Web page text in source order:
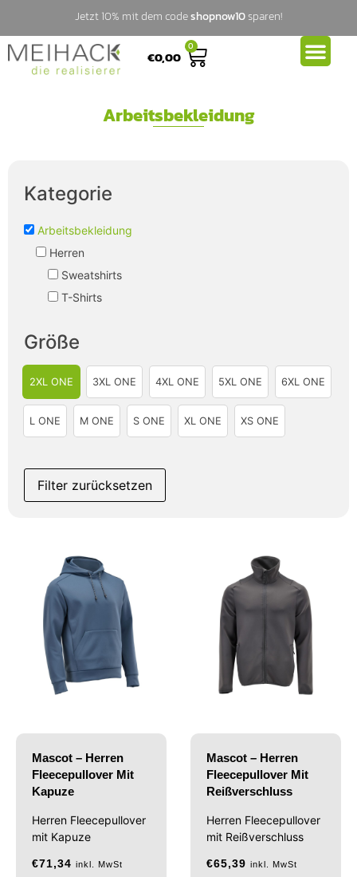
Jetzt 10% mit dem codeshopnow10sparen!
€0,00
0
Arbeitsbekleidung
Kategorie
Arbeitsbekleidung
Herren
Sweatshirts
T-Shirts
Größe
2XL ONE 3XL ONE 4XL ONE 5XL ONE 6XL ONE
L ONE M ONE S ONE XL ONE XS ONE
Filter zurücksetzen
Mascot – Herren
Fleecepullover Mit
Kapuze
Herren Fleecepullover
mit Kapuze
€71,34 inkl. MwSt
Mascot – Herren
Fleecepullover Mit
Reißverschluss
Herren Fleecepullover
mit Reißverschluss
€65,39 inkl. MwSt